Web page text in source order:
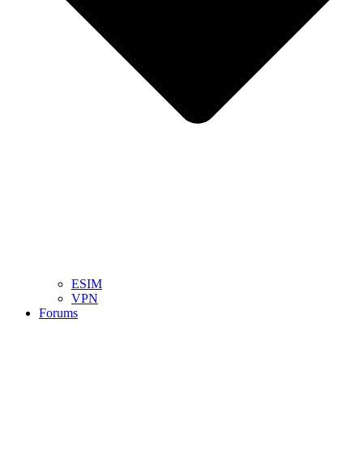
ESIM
VPN
Forums